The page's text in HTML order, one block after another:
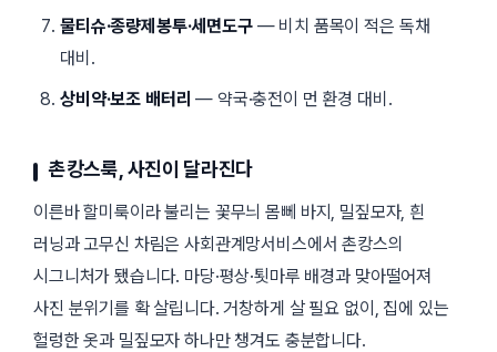
물티슈·종량제봉투·세면도구— 비치 품목이 적은 독채
대비.
상비약·보조 배터리 — 약국·충전이 먼 환경 대비.
촌캉스룩, 사진이 달라진다
이른바할미룩이라 불리는 꽃무늬 몸뻬 바지, 밀짚모자, 흰
러닝과 고무신 차림은 사회관계망서비스에서 촌캉스의
시그니처가 됐습니다. 마당·평상·툇마루 배경과 맞아떨어져
사진 분위기를 확 살립니다. 거창하게 살 필요 없이, 집에 있는
헐렁한 옷과 밀짚모자 하나만 챙겨도 충분합니다.